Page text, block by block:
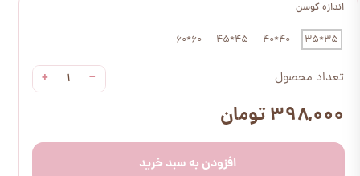
اندازه کوسن
35*35
40*40
45*45
60*60
تعداد محصول −
+
۳۹۸,۰۰۰ تومان
افزودن به سبد خرید